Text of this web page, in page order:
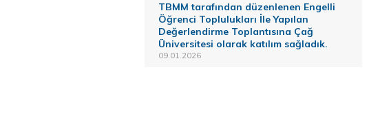
TBMM tarafından düzenlenen Engelli
Öğrenci Toplulukları İle Yapılan
Değerlendirme Toplantısına Çağ
Üniversitesi olarak katılım sağladık.
09.01.2026